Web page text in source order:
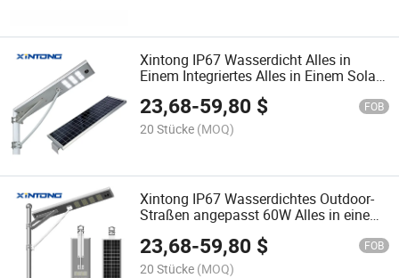
Xintong IP67 Wasserdicht Alles in
Einem Integriertes Alles in Einem Solar
Fernbedienung Solar Straßenlicht
23,68-59,80 $ FOB
20 Stücke (MOQ)
Xintong IP67 Wasserdichtes Outdoor-
Straßen angepasst 60W Alles in einem
23,68-59,80 $ FOB
20 Stücke (MOQ)